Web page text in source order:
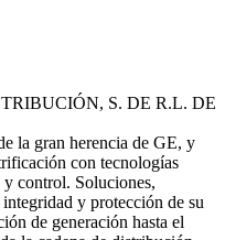
S. DE R.L. DE
la gran herencia de GE, y
con tecnologías
control. Soluciones,
y protección de su
de generación hasta el